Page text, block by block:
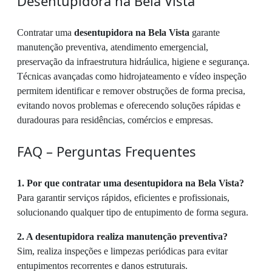
Contratar uma desentupidora na Bela Vista garante
manutenção preventiva, atendimento emergencial,
preservação da infraestrutura hidráulica, higiene e segurança.
Técnicas avançadas como hidrojateamento e vídeo inspeção
permitem identificar e remover obstruções de forma precisa,
evitando novos problemas e oferecendo soluções rápidas e
duradouras para residências, comércios e empresas.
FAQ – Perguntas Frequentes
1. Por que contratar uma desentupidora na Bela Vista?
Para garantir serviços rápidos, eficientes e profissionais,
solucionando qualquer tipo de entupimento de forma segura.
2. A desentupidora realiza manutenção preventiva?
Sim, realiza inspeções e limpezas periódicas para evitar
entupimentos recorrentes e danos estruturais.